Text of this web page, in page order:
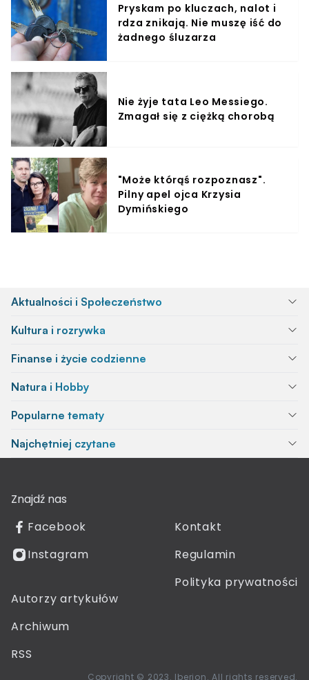
Pryskam po kluczach, nalot i
rdza znikają. Nie muszę iść do
żadnego śluzarza
Nie żyje tata Leo Messiego.
Zmagał się z ciężką chorobą
"Może którąś rozpoznasz".
Pilny apel ojca Krzysia
Dymińskiego
Aktualności i Społeczeństwo
Kultura i rozrywka
Finanse i życie codzienne
Natura i Hobby
Popularne tematy
Najchętniej czytane
Znajdź nas
Facebook
Instagram
Kontakt
Regulamin
Polityka prywatności
Autorzy artykułów
Archiwum
RSS
Copyright © 2023. Iberion. All rights reserved.